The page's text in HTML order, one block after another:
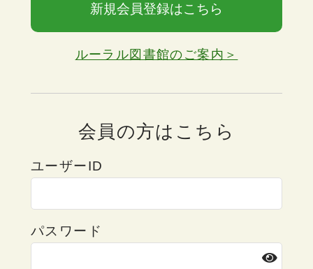
新規会員登録はこちら
ルーラル図書館のご案内＞
会員の方はこちら
ユーザーID
パスワード